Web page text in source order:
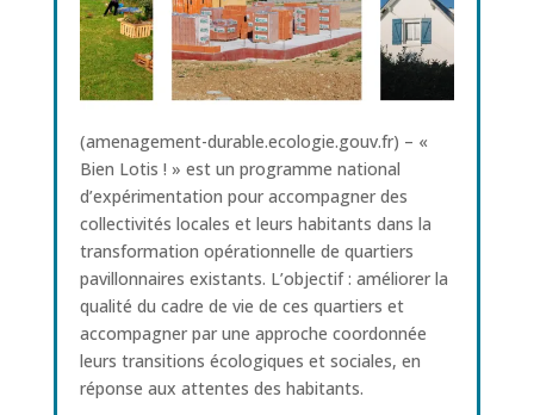
(amenagement-durable.ecologie.gouv.fr) – «
Bien Lotis ! » est un programme national
d’expérimentation pour accompagner des
collectivités locales et leurs habitants dans la
transformation opérationnelle de quartiers
pavillonnaires existants. L’objectif : améliorer la
qualité du cadre de vie de ces quartiers et
accompagner par une approche coordonnée
leurs transitions écologiques et sociales, en
réponse aux attentes des habitants.